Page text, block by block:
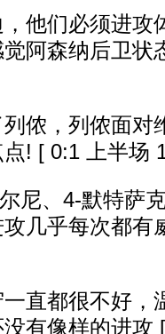
们必须进攻
阿森纳后卫状
，列侬面对
! [ 0:1 上半场
、4-默特萨
几乎每次都有
都很不好，
有像样的进攻